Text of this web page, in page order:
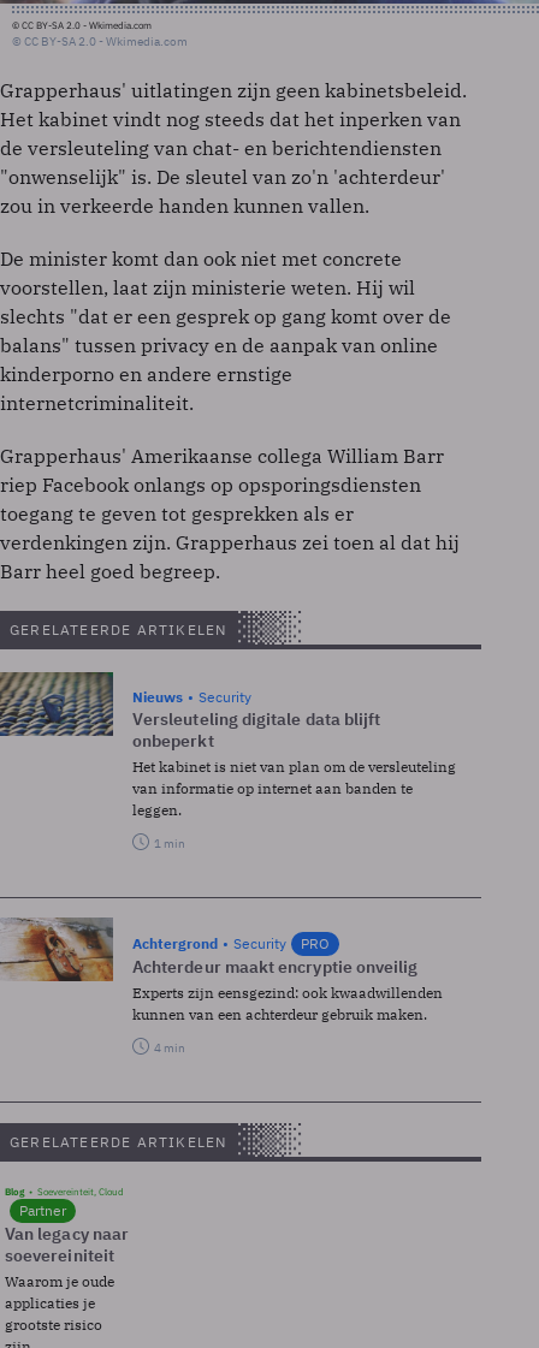
© CC BY-SA 2.0 - Wkimedia.com
© CC BY-SA 2.0 - Wkimedia.com
Grapperhaus' uitlatingen zijn geen kabinetsbeleid.
Het kabinet vindt nog steeds dat het inperken van
de versleuteling van chat- en berichtendiensten
"onwenselijk" is. De sleutel van zo'n 'achterdeur'
zou in verkeerde handen kunnen vallen.
De minister komt dan ook niet met concrete
voorstellen, laat zijn ministerie weten. Hij wil
slechts "dat er een gesprek op gang komt over de
balans" tussen privacy en de aanpak van online
kinderporno en andere ernstige
internetcriminaliteit.
Grapperhaus' Amerikaanse collega William Barr
riep Facebook onlangs op opsporingsdiensten
toegang te geven tot gesprekken als er
verdenkingen zijn. Grapperhaus zei toen al dat hij
Barr heel goed begreep.
GERELATEERDE ARTIKELEN
Nieuws Security
Versleuteling digitale data blijft
onbeperkt
Het kabinet is niet van plan om de versleuteling
van informatie op internet aan banden te
leggen.
1 min
Achtergrond Security PRO
Achterdeur maakt encryptie onveilig
Experts zijn eensgezind: ook kwaadwillenden
kunnen van een achterdeur gebruik maken.
4 min
GERELATEERDE ARTIKELEN
Blog Soevereinteit, Cloud
Partner
Van legacy naar
soevereiniteit
Waarom je oude
applicaties je
grootste risico